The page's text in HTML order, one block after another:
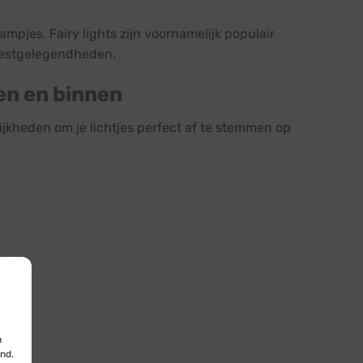
Fairy lights zijn voornamelijk populair
en binnen
om je lichtjes perfect af te stemmen op